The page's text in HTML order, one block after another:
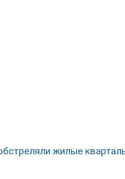
жилые